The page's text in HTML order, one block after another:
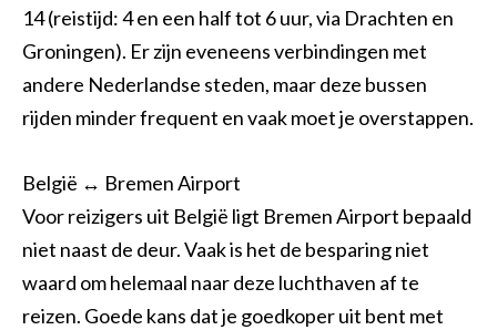
14 (reistijd: 4 en een half tot 6 uur, via Drachten en
Groningen). Er zijn eveneens verbindingen met
andere Nederlandse steden, maar deze bussen
rijden minder frequent en vaak moet je overstappen.
België ↔ Bremen Airport
Voor reizigers uit België ligt Bremen Airport bepaald
niet naast de deur. Vaak is het de besparing niet
waard om helemaal naar deze luchthaven af te
reizen. Goede kans dat je goedkoper uit bent met